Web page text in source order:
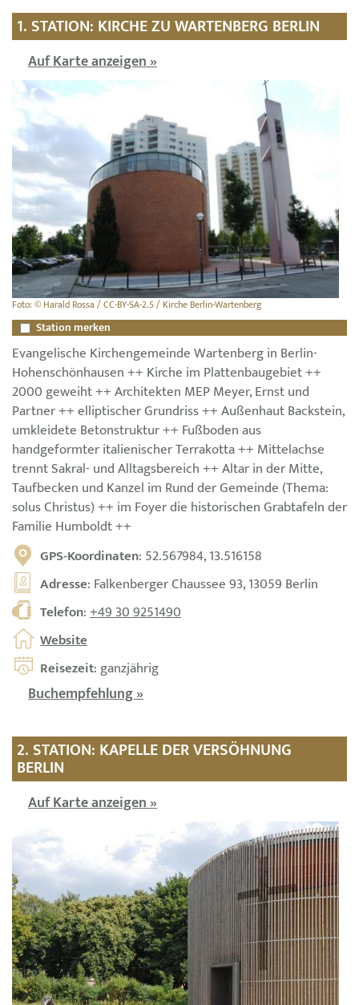
1. STATION: KIRCHE ZU WARTENBERG BERLIN
Auf Karte anzeigen »
Foto: © Harald Rossa / CC-BY-SA-2.5 / Kirche Berlin-Wartenberg
Station merken
Evangelische Kirchengemeinde Wartenberg in Berlin-
Hohenschönhausen ++ Kirche im Plattenbaugebiet ++
2000 geweiht ++ Architekten MEP Meyer, Ernst und
Partner ++ elliptischer Grundriss ++ Außenhaut Backstein,
umkleidete Betonstruktur ++ Fußboden aus
handgeformter italienischer Terrakotta ++ Mittelachse
trennt Sakral- und Alltagsbereich ++ Altar in der Mitte,
Taufbecken und Kanzel im Rund der Gemeinde (Thema:
solus Christus) ++ im Foyer die historischen Grabtafeln der
Familie Humboldt ++
GPS-Koordinaten: 52.567984, 13.516158
Adresse: Falkenberger Chaussee 93, 13059 Berlin
Telefon:+49 30 9251490
Website
Reisezeit: ganzjährig
Buchempfehlung »
2. STATION: KAPELLE DER VERSÖHNUNG
BERLIN
Auf Karte anzeigen »